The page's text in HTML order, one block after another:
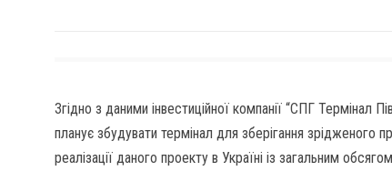
Згідно з даними інвестиційної компанії “СПГ Термінал
планує збудувати термінал для зберігання зрідженого
реалізації даного проекту в Україні із загальним